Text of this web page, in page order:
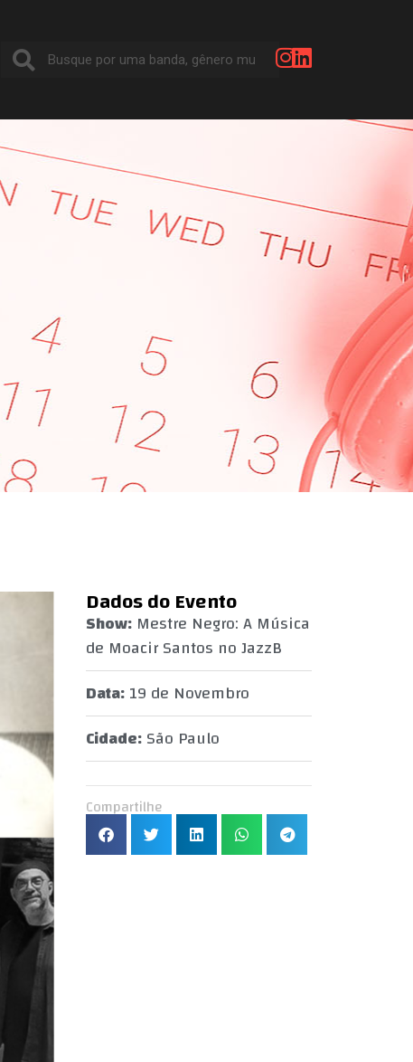
Dados do Evento
Show: Mestre Negro: A Música
de Moacir Santos no JazzB
Data:19 de Novembro
Cidade:São Paulo
Compartilhe